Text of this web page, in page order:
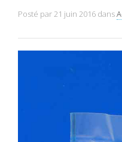
Posté par21 juin 2016 dans